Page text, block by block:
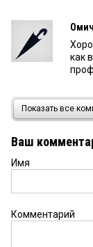
Омич
как
16:16:
«Ну
Показать все
Ваш
Имя
Комментарий